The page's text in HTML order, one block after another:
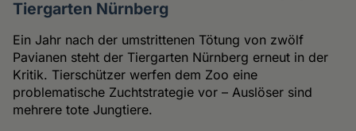
Tiergarten Nürnberg
Ein Jahr nach der umstrittenen Tötung von zwölf
Pavianen steht der Tiergarten Nürnberg erneut in der
Kritik. Tierschützer werfen dem Zoo eine
problematische Zuchtstrategie vor – Auslöser sind
mehrere tote Jungtiere.